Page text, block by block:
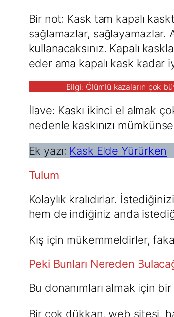
Bir not: Kask tam kapalı
sağlamazlar, sağlayamazlar.
kullanacaksınız. Kapalı
eder ama kapalı kask kadar
Bilgi: Ölümlü kazaların çok
İlave: Kaskı ikinci el almak
nedenle kaskınızı mümkünse
Ek yazı: Kask Elde Yürürken
Tulum
Kolaylık kralıdırlar.
hem de indiğiniz anda
Kış için mükemmeldirler,
Peki Bunları Nereden
Bu donanımları almak için
Bir çok dükkan, web sitesi,